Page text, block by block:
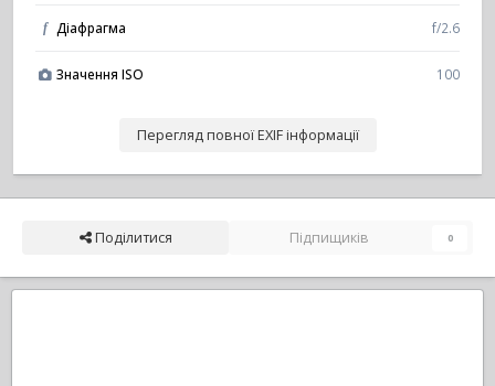
f Діафрагма f/2.6
Значення ISO 100
Перегляд повної EXIF інформації
Поділитися Підпищиків 0